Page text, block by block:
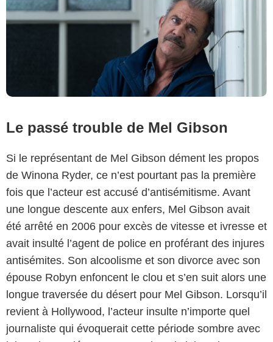
Le passé trouble de Mel Gibson
Si le représentant de Mel Gibson dément les propos
de Winona Ryder, ce n’est pourtant pas la première
fois que l’acteur est accusé d’antisémitisme. Avant
une longue descente aux enfers, Mel Gibson avait
été arrêté en 2006 pour excès de vitesse et ivresse et
avait insulté l’agent de police en proférant des injures
antisémites. Son alcoolisme et son divorce avec son
épouse Robyn enfoncent le clou et s’en suit alors une
longue traversée du désert pour Mel Gibson. Lorsqu’il
revient à Hollywood, l’acteur insulte n’importe quel
journaliste qui évoquerait cette période sombre avec